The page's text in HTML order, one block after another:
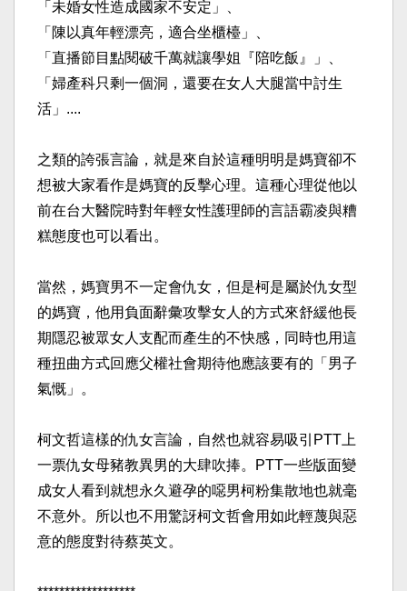
「未婚女性造成國家不安定」、​
「陳以真年輕漂亮，適合坐櫃檯」、​
「直播節目點閱破千萬就讓學姐『陪吃飯』」、​
「婦產科只剩一個洞，還要在女人大腿當中討生
活」....​
之類的誇張言論，就是來自於這種明明是媽寶卻不
想被大家看作是媽寶的反擊心理。這種心理從他以
前在台大醫院時對年輕女性護理師的言語霸凌與糟
糕態度也可以看出。​
當然，媽寶男不一定會仇女，但是柯是屬於仇女型
的媽寶，他用負面辭彙攻擊女人的方式來舒緩他長
期隱忍被眾女人支配而產生的不快感，同時也用這
種扭曲方式回應父權社會期待他應該要有的「男子
氣慨」。​
柯文哲這樣的仇女言論，自然也就容易吸引PTT上
一票仇女母豬教異男的大肆吹捧。PTT一些版面變
成女人看到就想永久避孕的噁男柯粉集散地也就毫
不意外。所以也不用驚訝柯文哲會用如此輕蔑與惡
意的態度對待蔡英文。​